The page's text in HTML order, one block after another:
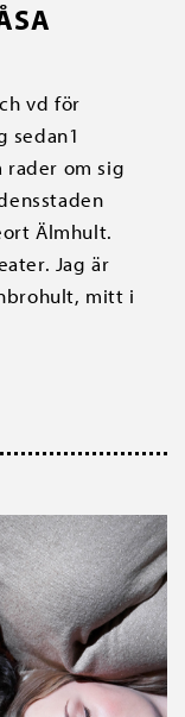
vd för
sedan1
rader om sig
Älmhult.
Jag är
mitt i